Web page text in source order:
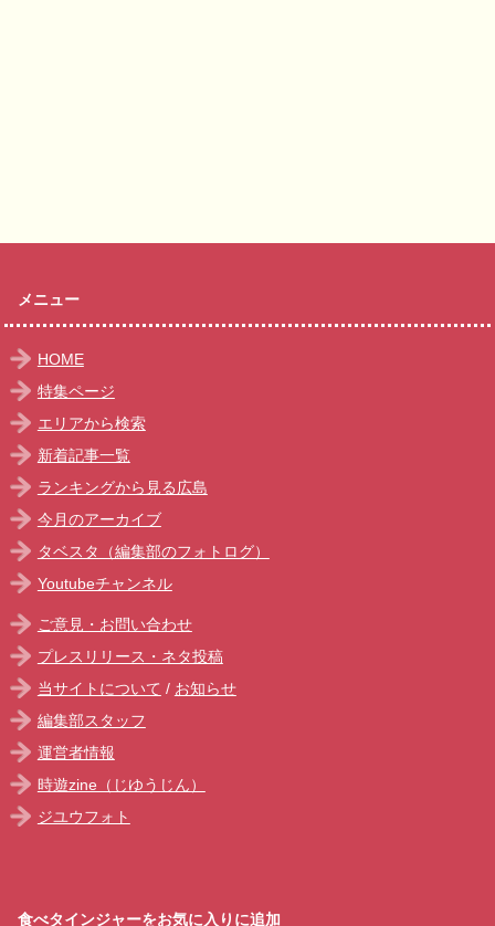
メニュー
HOME
特集ページ
エリアから検索
新着記事一覧
ランキングから見る広島
今月のアーカイブ
タベスタ（編集部のフォトログ）
Youtubeチャンネル
ご意見・お問い合わせ
プレスリリース・ネタ投稿
当サイトについて / お知らせ
編集部スタッフ
運営者情報
時遊zine（じゆうじん）
ジユウフォト
食べタインジャーをお気に入りに追加